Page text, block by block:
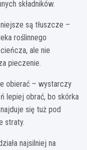
składników.
są tłuszcze –
roślinnego
ale nie
pieczenie.
obierać – wystarczy
lepiej obrać, bo skórka
się tuż pod
straty.
najsilniej na